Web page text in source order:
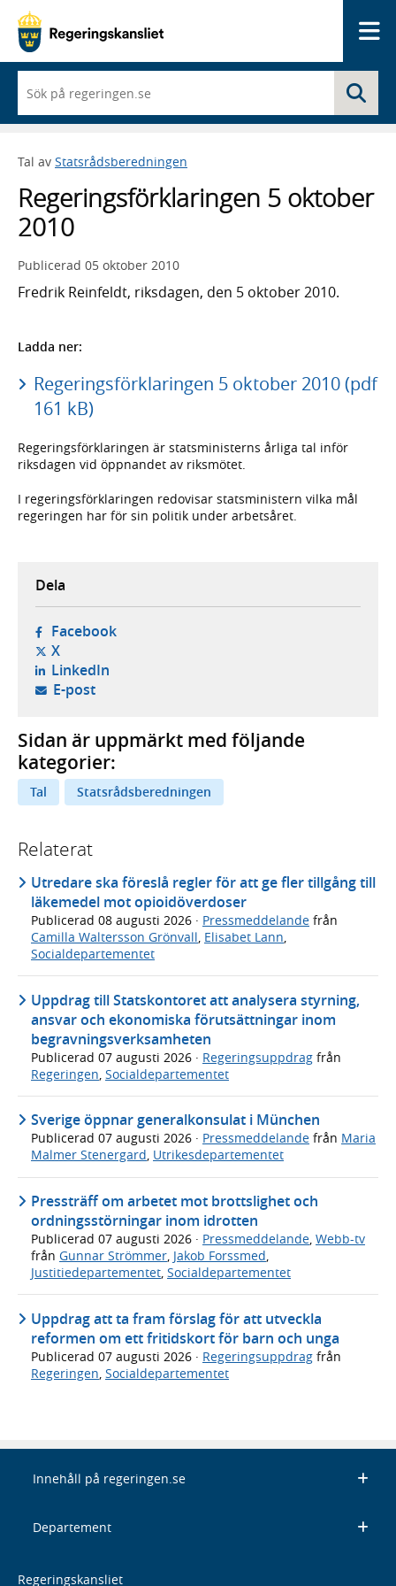
du
börjar
skriva
framträder
lista
med
sökförslag
Tal av Statsrådsberedningen
Regeringsförklaringen 5 oktober
2010
Publicerad 05 oktober 2010
Fredrik Reinfeldt, riksdagen, den 5 oktober 2010.
Ladda ner:
Regeringsförklaringen 5 oktober 2010 (pdf
161 kB)
Regeringsförklaringen är statsministerns årliga tal inför
riksdagen vid öppnandet av riksmötet.
I regeringsförklaringen redovisar statsministern vilka mål
regeringen har för sin politik under arbetsåret.
Dela
Facebook- öppnas i ny flik, extern webbplats,
X- öppnas i ny flik, extern webbplats,
LinkedIn- öppnas i ny flik, extern webbplats,
E-post- öppnar din e-postklient,
Sidan är uppmärkt med följande
kategorier:
Tal Statsrådsberedningen
Relaterat
Utredare ska föreslå regler för att ge fler tillgång till
läkemedel mot opioidöverdoser
Publicerad 08 augusti 2026 · Pressmeddelande från
Camilla Waltersson Grönvall, Elisabet Lann,
Socialdepartementet
Uppdrag till Statskontoret att analysera styrning,
ansvar och ekonomiska förutsättningar inom
begravningsverksamheten
Publicerad 07 augusti 2026 · Regeringsuppdrag från
Regeringen Socialdepartementet
Sverige öppnar generalkonsulat i München
Publicerad 07 augusti 2026 · Pressmeddelande från Maria
Malmer Stenergard, Utrikesdepartementet
Pressträff om arbetet mot brottslighet och
ordningsstörningar inom idrotten
Publicerad 07 augusti 2026 · Pressmeddelande, Webb-tv
från Gunnar Strömmer, Jakob Forssmed,
Justitiedepartementet, Socialdepartementet
Uppdrag att ta fram förslag för att utveckla
reformen om ett fritidskort för barn och unga
Publicerad 07 augusti 2026 · Regeringsuppdrag från
Regeringen Socialdepartementet
Innehåll på regeringen.se
Departement
Regeringskansliet